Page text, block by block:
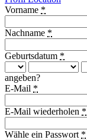
Vorname *
Nachname *
Geburtsdatum *
angeben?
E-Mail *
E-Mail wiederholen *
Wähle ein Passwort *